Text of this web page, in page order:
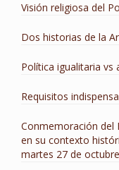
Visión religiosa del
Dos historias de la
Política igualitaria vs
Requisitos
Conmemoración del
en su contexto
martes 27 de